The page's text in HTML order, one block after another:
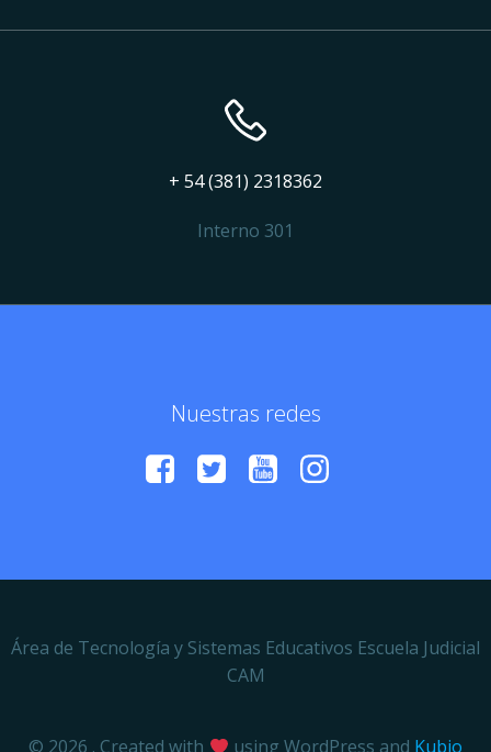
+ 54 (381) 2318362
Interno 301
Nuestras redes
Área de Tecnología y Sistemas Educativos Escuela Judicial
CAM
© 2026 . Created with using WordPress and Kubio